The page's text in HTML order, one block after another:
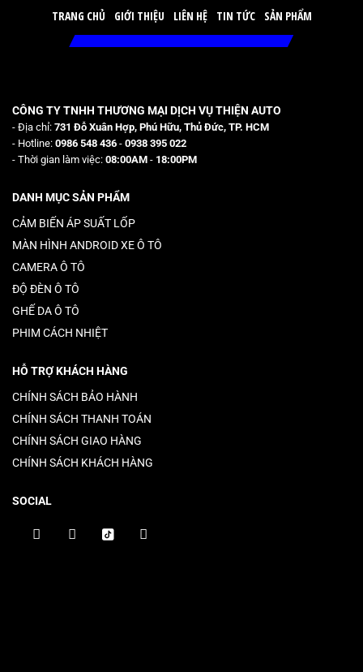
TRANG CHỦ GIỚI THIỆU LIÊN HỆ TIN TỨC SẢN PHẨM
CÔNG TY TNHH THƯƠNG MẠI DỊCH VỤ THIỆN AUTO
- Địa chỉ: 731 Đỗ Xuân Hợp, Phú Hữu, Thủ Đức, TP. HCM
- Hotline: 0986 548 436 - 0938 395 022
- Thời gian làm việc: 08:00AM - 18:00PM
DANH MỤC SẢN PHẨM
CẢM BIẾN ÁP SUẤT LỐP
MÀN HÌNH ANDROID XE Ô TÔ
CAMERA Ô TÔ
ĐỘ ĐÈN Ô TÔ
GHẾ DA Ô TÔ
PHIM CÁCH NHIỆT
HỖ TRỢ KHÁCH HÀNG
CHÍNH SÁCH BẢO HÀNH
CHÍNH SÁCH THANH TOÁN
CHÍNH SÁCH GIAO HÀNG
CHÍNH SÁCH KHÁCH HÀNG
SOCIAL